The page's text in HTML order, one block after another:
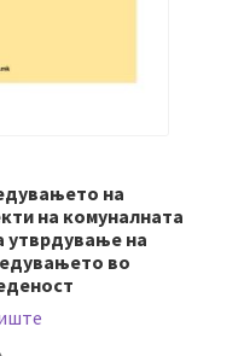
на
на комуналната
утврдување на
во